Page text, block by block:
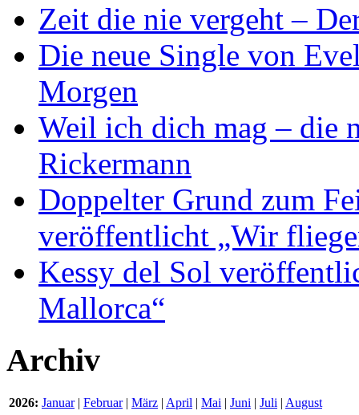
Zeit die nie vergeht –
Die neue Single von
Morgen
Weil ich dich mag – die
Rickermann
Doppelter Grund zum
veröffentlicht „Wir
Kessy del Sol
Mallorca“
Archiv
2026: Januar| Februar| März | April | Mai | Juni | Juli | August